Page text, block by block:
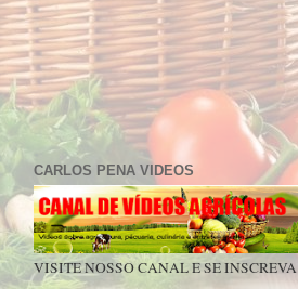
CARLOS PENA VIDEOS
VISITE NOSSO CANAL E SE INSCREVA